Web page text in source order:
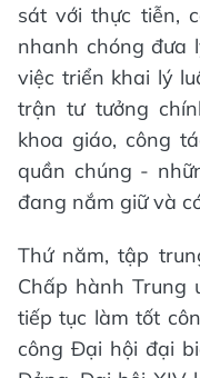
sát với thực tiễn,
nhanh chóng đưa
việc triển khai lý
trận tư tưởng
khoa giáo, công
quần chúng -
đang nắm giữ và
Thứ năm, tập
Chấp hành Trung
tiếp tục làm tốt
công Đại hội đại